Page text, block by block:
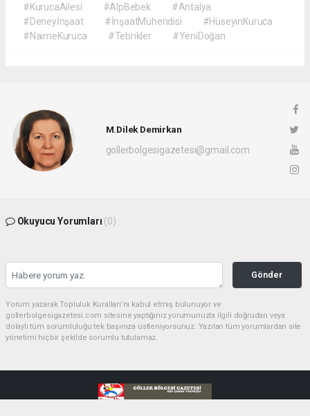
#KurucaAilesi
#AlpBebek
#Antalya
#Deneyİnşaat
#İnşaatMühendisi
#HüseyinKuruca
#NaimeKuruca
#Tebrikler #YeniDoğan
M.Dilek Demirkan
gollerbolgesigazetesi@gmail.com
Okuyucu Yorumları (0)
Gönder
Yorum yazarak Topluluk Kuralları’nı kabul etmiş bulunuyor ve
gollerbolgesigazetesi.com sitesine yaptığınız yorumunuzla ilgili doğrudan veya
dolaylı tüm sorumluluğu tek başınıza üstleniyorsunuz. Yazılan tüm yorumlardan site
yönetimi hiçbir şekilde sorumlu tutulamaz.